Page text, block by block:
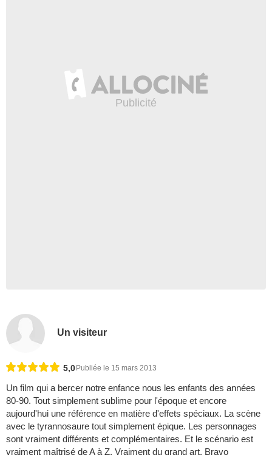
Un visiteur
5,0 Publiée le 15 mars 2013
Un film qui a bercer notre enfance nous les enfants des années
80-90. Tout simplement sublime pour l'époque et encore
aujourd'hui une référence en matière d'effets spéciaux. La scène
avec le tyrannosaure tout simplement épique. Les personnages
sont vraiment différents et complémentaires. Et le scénario est
vraiment maîtrisé de A à Z. Vraiment du grand art. Bravo